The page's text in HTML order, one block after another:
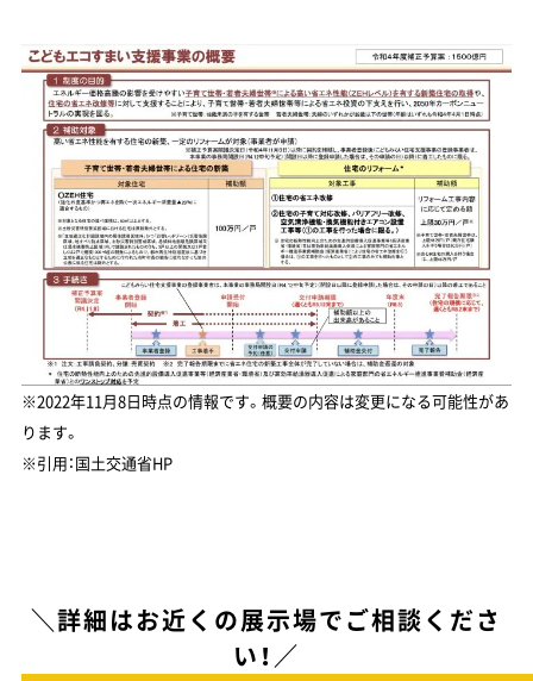
※2022年11月8日時点の情報です。概要の内容は変更になる可能性があ
ります。
※引用：国土交通省HP
＼詳細はお近くの展示場でご相談くださ
い！／